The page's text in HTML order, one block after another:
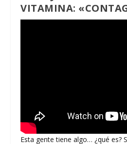
VITAMINA: «
Esta gente tiene algo… ¿qué es?